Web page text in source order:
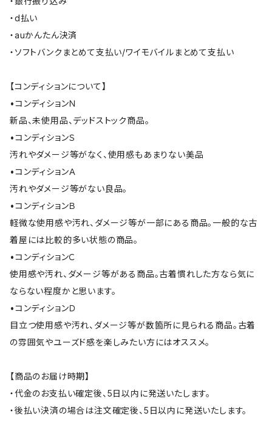
・d払い
・auかんたん決済
・ソフトバンクまとめて支払い/ワイモバイルまとめて支払い
【コンディションについて】
•コンディションＮ
新品、未使用品、デッドストック商品。
•コンディションＳ
汚れやダメージ等がなく、使用感もあまりない美品
•コンディションＡ
汚れやダメージ等がない良品。
•コンディションＢ
軽微な使用感や汚れ、ダメージ等が一部にある商品。一般的な古
着屋には比較的多い状態の商品。
•コンディションＣ
使用感や汚れ、ダメージ等がある商品。古着慣れした方なら気に
ならない程度かと思います。
•コンディションＤ
目立つ使用感や汚れ、ダメージ等が数箇所に見られる商品。古着
の雰囲気やユーズド感を楽しみたい方にはオススメ。
【商品のお届け時期】
・代金のお支払い確定後、5日以内に発送いたします。
・後払い決済の場合は注文確定後、5日以内に発送いたします。